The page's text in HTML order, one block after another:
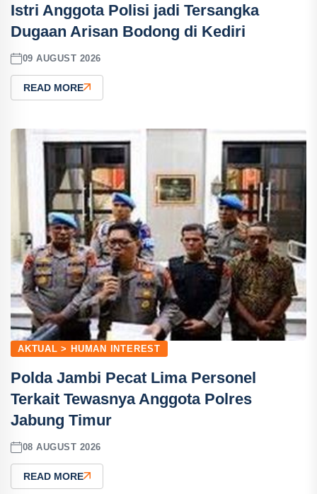
Istri Anggota Polisi jadi Tersangka
Dugaan Arisan Bodong di Kediri
09 AUGUST 2026
READ MORE
AKTUAL > HUMAN INTEREST
Polda Jambi Pecat Lima Personel
Terkait Tewasnya Anggota Polres
Jabung Timur
08 AUGUST 2026
READ MORE